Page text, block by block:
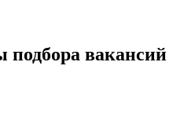
вакансий